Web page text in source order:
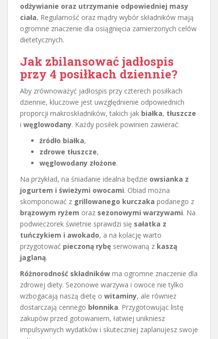
odżywianie oraz utrzymanie odpowiedniej masy
ciała. Regularność oraz mądry wybór składników mają
ogromne znaczenie dla osiągnięcia zamierzonych celów
dietetycznych.
Jak zbilansować jadłospis
przy 4 posiłkach dziennie?
Aby zrównoważyć jadłospis przy czterech posiłkach
dziennie, kluczowe jest uwzględnienie odpowiednich
proporcji makroskładników, takich jak białka, tłuszcze
i węglowodany. Każdy posiłek powinien zawierać:
źródło białka,
zdrowe tłuszcze,
węglowodany złożone.
Na przykład, na śniadanie idealna będzie owsianka z
jogurtem i świeżymi owocami. Obiad można
skomponować z grillowanego kurczaka podanego z
brązowym ryżem oraz sezonowymi warzywami. Na
podwieczorek świetnie sprawdzi się sałatka z
tuńczykiem i awokado, a na kolację warto
przygotować pieczoną rybę serwowaną z kaszą
jaglaną.
Różnorodność składników ma ogromne znaczenie dla
zdrowej diety. Sezonowe warzywa i owoce nie tylko
wzbogacają naszą dietę o witaminy, ale również
dostarczają cennego błonnika. Przygotowując listę
zakupów przed gotowaniem, łatwiej unikniesz
impulsywnych wydatków i skuteczniej zaplanujesz swoje